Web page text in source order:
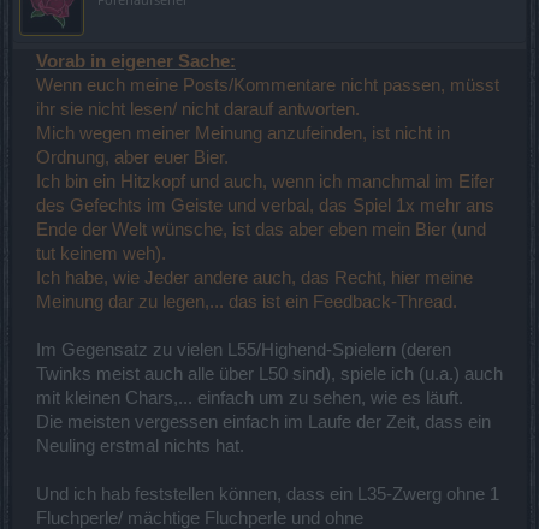
Vorab in eigener Sache:
Wenn euch meine Posts/Kommentare nicht passen, müsst
ihr sie nicht lesen/ nicht darauf antworten.
Mich wegen meiner Meinung anzufeinden, ist nicht in
Ordnung, aber euer Bier.
Ich bin ein Hitzkopf und auch, wenn ich manchmal im Eifer
des Gefechts im Geiste und verbal, das Spiel 1x mehr ans
Ende der Welt wünsche, ist das aber eben mein Bier (und
tut keinem weh).
Ich habe, wie Jeder andere auch, das Recht, hier meine
Meinung dar zu legen,... das ist ein Feedback-Thread.
Im Gegensatz zu vielen L55/Highend-Spielern (deren
Twinks meist auch alle über L50 sind), spiele ich (u.a.) auch
mit kleinen Chars,... einfach um zu sehen, wie es läuft.
Die meisten vergessen einfach im Laufe der Zeit, dass ein
Neuling erstmal nichts hat.
Und ich hab feststellen können, dass ein L35-Zwerg ohne 1
Fluchperle/ mächtige Fluchperle und ohne